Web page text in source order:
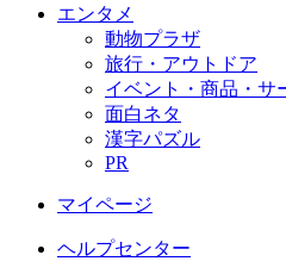
エンタメ
動物プラザ
旅行・アウトドア
イベント・商品・サ
面白ネタ
漢字パズル
PR
マイページ
ヘルプセンター